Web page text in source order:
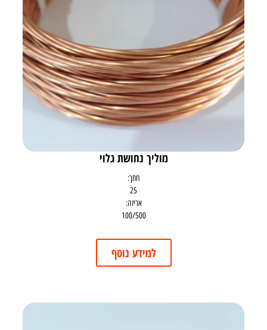
מוליך נחושת גלוי
חתך:
25
אריזה:
100/500
למידע נוסף